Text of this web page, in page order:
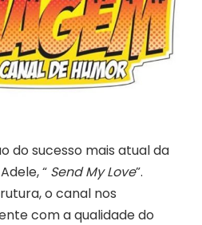
do sucesso mais atual da
“ Send My Love”.
o canal nos
com a qualidade do